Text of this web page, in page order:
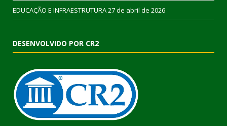
EDUCAÇÃO E INFRAESTRUTURA27 de abril de 2026
DESENVOLVIDO POR CR2